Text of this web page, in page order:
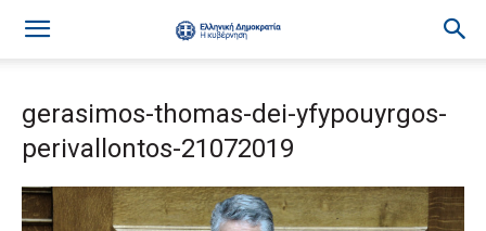
gerasimos-thomas-dei-yfypouyrgos-
perivallontos-21072019